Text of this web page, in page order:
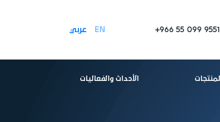
+966 55 099 9551
EN عربي
المنتجات الأحداث والفعاليات